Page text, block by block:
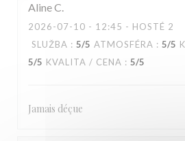
AlineC
2026-07-10 - 12:45 - HOSTÉ 2
SLUŽBA : 5/5 ATMOSFÉRA : 5/5
5/5 KVALITA / CENA : 5/5
Jamais déçue